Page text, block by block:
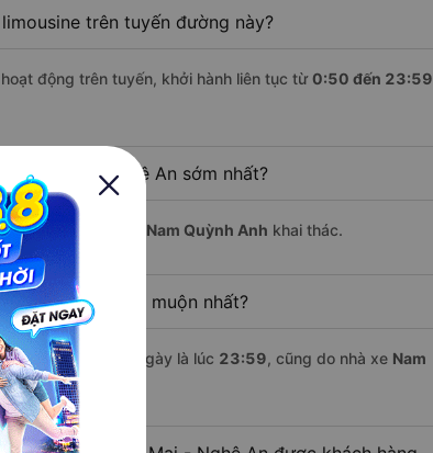
trên tuyến đường này?
hoạt động trên tuyến, khởi hành liên tục từ0:50 đến 23:59
Mai - Nghệ An sớm nhất?
lúc0:50 , do nhà xe Nam Quỳnh Anh khai thác.
Đa - Hà Nội muộn nhất?
cuối cùng trong ngày là lúc 23:59, cũng do nhà xe Nam